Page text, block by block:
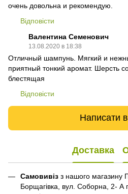
очень довольна и рекомендую.
Відповісти
Валентина Семенович
13.08.2020 в 18:38
Отличный шампунь. Мягкий и
приятный тонкий аромат. Шерсть
блестящая
Відповісти
Написати
Доставка
Самовивіз з нашого магазину
Борщагівка, вул. Соборна, 2- А